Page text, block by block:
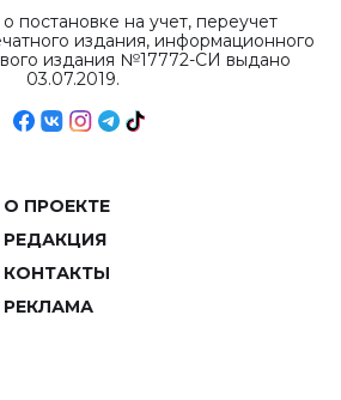
постановке на учет, переучет
издания, информационного
издания №17772-СИ выдано
03.07.2019.
О ПРОЕКТЕ
РЕДАКЦИЯ
КОНТАКТЫ
РЕКЛАМА